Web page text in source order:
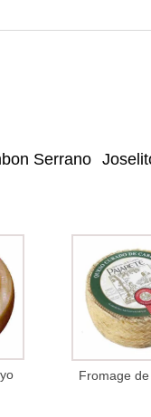
Serrano
Fromage